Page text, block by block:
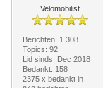
Velomobilist
Berichten: 1.308
Topics: 92
Lid sinds: Dec 2018
Bedankt: 158
2375 x bedankt in